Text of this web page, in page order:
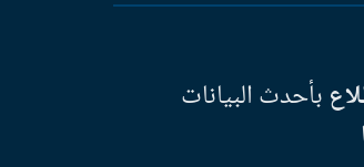
بأحدث البيانات